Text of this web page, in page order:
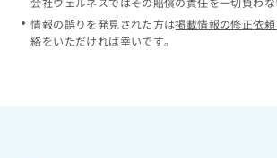
情報の誤りを発見された方は掲載情報の修正依
絡をいただければ幸いです。